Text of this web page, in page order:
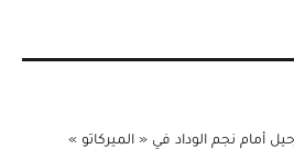
أمام نجم الوداد في « الميركاتو »